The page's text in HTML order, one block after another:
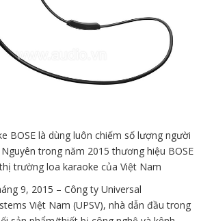
BOSE là dùng luôn chiếm số lượng người
trong năm 2015 thương hiệu BOSE
trường loa karaoke của Việt Nam
9, 2015 – Công ty Universal
Việt Nam (UPSV), nhà dẫn đầu trong